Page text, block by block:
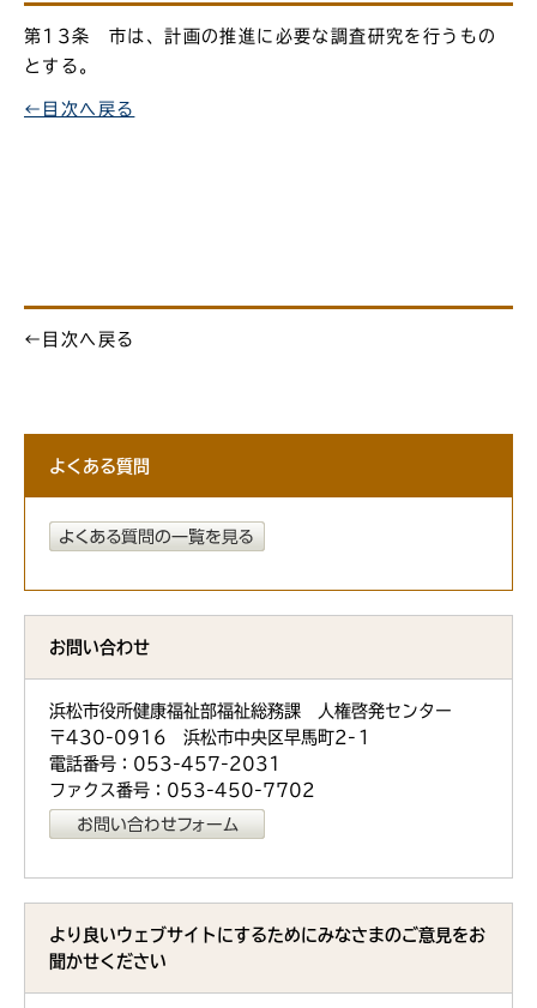
第13条 市は、計画の推進に必要な調査研究を行うもの
とする。
←目次へ戻る
←目次へ戻る
よくある質問
お問い合わせ
浜松市役所健康福祉部福祉総務課 人権啓発センター
〒430-0916 浜松市中央区早馬町2-１
電話番号：053-457-2031
ファクス番号：053-450-7702
より良いウェブサイトにするためにみなさまのご意見をお
聞かせください